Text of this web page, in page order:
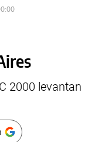
2000 levantan